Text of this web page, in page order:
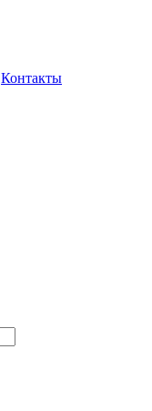
Контакты